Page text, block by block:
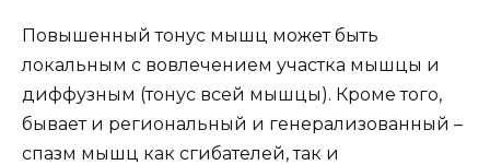
Повышенный тонус мышц может быть
локальным с вовлечением участка мышцы и
диффузным (тонус всей мышцы). Кроме того,
бывает и региональный и генерализованный –
спазм мышц как сгибателей, так и